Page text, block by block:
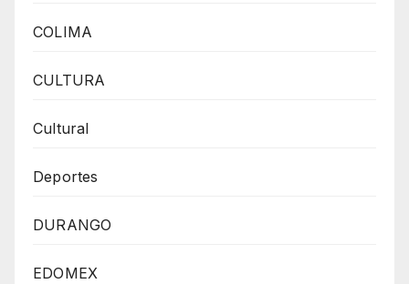
COLIMA
CULTURA
Cultural
Deportes
DURANGO
EDOMEX